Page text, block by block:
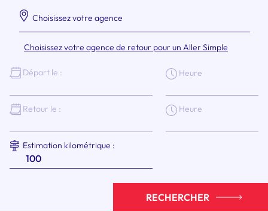
Choisissez votre agence
Choisissez votre agence de retour pour un Aller Simple
Départ le : Heure
Retour le : Heure
Estimation kilométrique :
RECHERCHER